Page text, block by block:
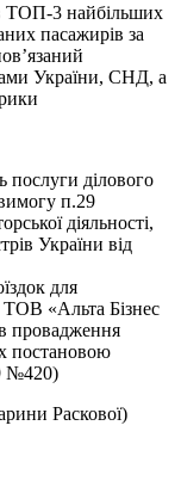
ТОП-3 найбільших
пасажирів за
України, СНД, а
послуги ділового
п.29
діяльності,
України від
для
ТОВ «Альта Бізнес
провадження
постановою
№420)
Раскової)